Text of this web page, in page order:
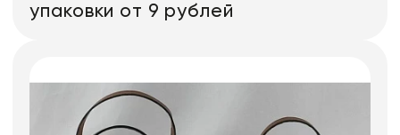
упаковки от 9 рублей